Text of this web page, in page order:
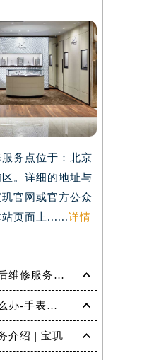
务点位于：北京
。详细的地址与
官网或官方公众
页面上......详情
宝玑手表官方售后维修服务点电话是多少？
宝玑手表停走怎么办-手表停走的解决方法
介绍 | 宝玑